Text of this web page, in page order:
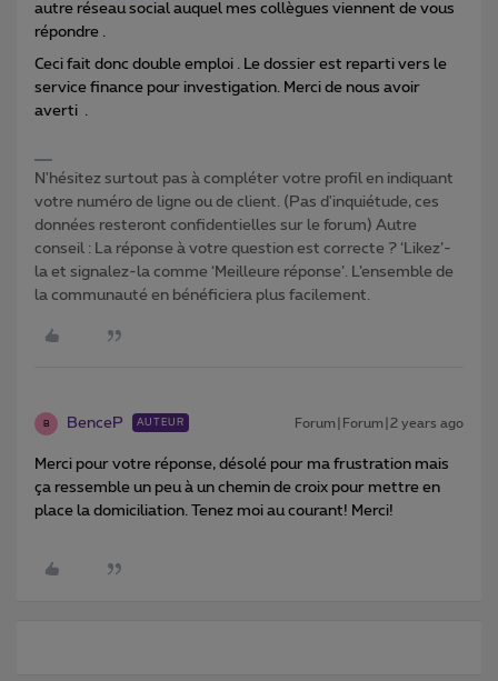
autre réseau social auquel mes collègues viennent de vous
répondre .
Ceci fait donc double emploi . Le dossier est reparti vers le
service finance pour investigation. Merci de nous avoir
averti .
N'hésitez surtout pas à compléter votre profil en indiquant
votre numéro de ligne ou de client. (Pas d'inquiétude, ces
données resteront confidentielles sur le forum) Autre
conseil : La réponse à votre question est correcte ? ‘Likez’-
la et signalez-la comme ‘Meilleure réponse’. L’ensemble de
la communauté en bénéficiera plus facilement.
B BenceP AUTEUR Forum|Forum|2 years ago
Merci pour votre réponse, désolé pour ma frustration mais
ça ressemble un peu à un chemin de croix pour mettre en
place la domiciliation. Tenez moi au courant! Merci!